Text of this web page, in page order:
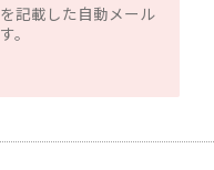
記載した自動メール
。